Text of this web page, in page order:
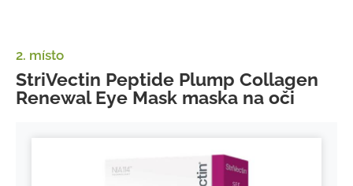
2. místo
StriVectin Peptide Plump Collagen
Renewal Eye Mask maska na oči